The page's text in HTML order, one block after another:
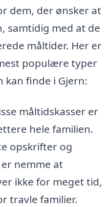
dem, der ønsker at
samtidig med at de
måltider. Her er
populære typer
kan finde i Gjern:
måltidskasser er
hele familien.
opskrifter og
nemme at
ikke for meget tid,
travle familier.